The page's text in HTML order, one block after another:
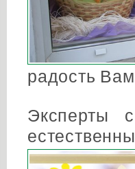
радость
Эксперты